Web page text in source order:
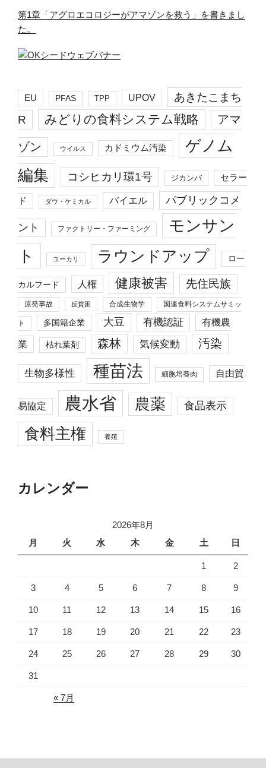
第1章「アグロエコロジーがアマゾンを救う」を書きまし
た。
EU PFAS TPP UPOV
あきたこまち
R
みどりの食料システム戦略 アマ
ゾン ウイルス カドミウム汚染
ゲノム
編集
コシヒカリ環1号 ジカンバ セラー
ド ダウ・ケミカル バイエル パブリックコメ
ント ファクトリー・ファーミング
モンサン
ト
ユーカリ ラウンドアップ ロー
カルフード 人権 健康被害 先住民族
原発事故 反貧困 合成生物学 国連食料システムサミッ
ト 多国籍企業 大豆 有機認証 有機農
業 枯れ葉剤 森林 気候変動 汚染
生物多様性 種苗法 細胞培養肉 自由貿
易協定 農水省 農薬 食品表示
食料主権 養殖
カレンダー
2026年8月
月
火 水 木 金 土 日
1 2
3 4 5 6 7 8 9
10 11 12 13 14 15 16
17 18 19 20 21 22 23
24 25 26 27 28 29 30
31
« 7月